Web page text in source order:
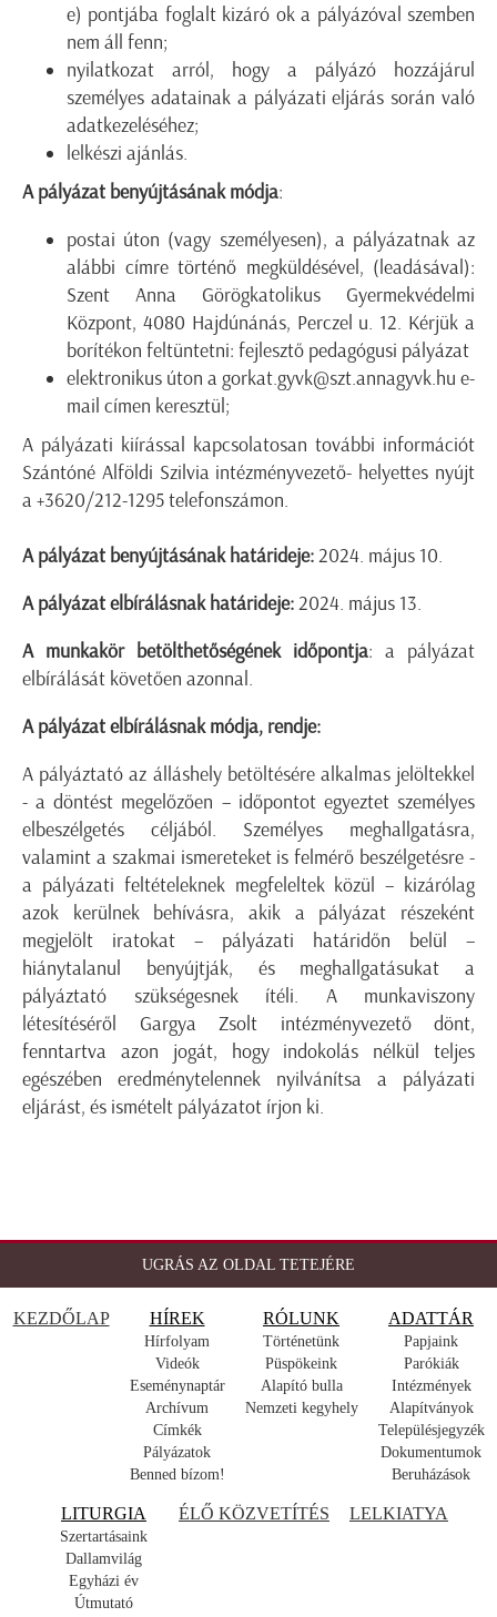
e) pontjába foglalt kizáró ok a pályázóval szemben
nem áll fenn;
nyilatkozat arról, hogy a pályázó hozzájárul
személyes adatainak a pályázati eljárás során való
adatkezeléséhez;
lelkészi ajánlás.
A pályázat benyújtásának módja:
postai úton (vagy személyesen), a pályázatnak az
alábbi címre történő megküldésével, (leadásával):
Szent Anna Görögkatolikus Gyermekvédelmi
Központ, 4080 Hajdúnánás, Perczel u. 12. Kérjük a
borítékon feltüntetni: fejlesztő pedagógusi pályázat
elektronikus úton a gorkat.gyvk@szt.annagyvk.hu e-
mail címen keresztül;
A pályázati kiírással kapcsolatosan további információt
Szántóné Alföldi Szilvia intézményvezető- helyettes nyújt
a +3620/212-1295 telefonszámon.
A pályázat benyújtásának határideje:2024. május 10.
A pályázat elbírálásnak határideje:2024. május 13.
A munkakör betölthetőségének időpontja: a pályázat
elbírálását követően azonnal.
A pályázat elbírálásnak módja, rendje:
A pályáztató az álláshely betöltésére alkalmas jelöltekkel
- a döntést megelőzően – időpontot egyeztet személyes
elbeszélgetés céljából. Személyes meghallgatásra,
valamint a szakmai ismereteket is felmérő beszélgetésre -
a pályázati feltételeknek megfeleltek közül – kizárólag
azok kerülnek behívásra, akik a pályázat részeként
megjelölt iratokat – pályázati határidőn belül –
hiánytalanul benyújtják, és meghallgatásukat a
pályáztató szükségesnek ítéli. A munkaviszony
létesítéséről Gargya Zsolt intézményvezető dönt,
fenntartva azon jogát, hogy indokolás nélkül teljes
egészében eredménytelennek nyilvánítsa a pályázati
eljárást, és ismételt pályázatot írjon ki.
UGRÁS AZ OLDAL TETEJÉRE
KEZDŐLAP HÍREK
Hírfolyam
Videók
Eseménynaptár
Archívum
Címkék
Pályázatok
Benned bízom!
RÓLUNK
Történetünk
Püspökeink
Alapító bulla
Nemzeti kegyhely
ADATTÁR
Papjaink
Parókiák
Intézmények
Alapítványok
Településjegyzék
Dokumentumok
Beruházások
LITURGIA
Szertartásaink
Dallamvilág
Egyházi év
Útmutató
ÉLŐ KÖZVETÍTÉS LELKIATYA